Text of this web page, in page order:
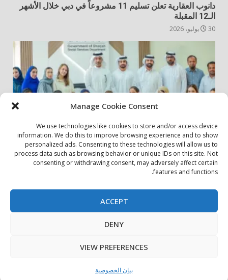
Manage Cookie Consent
We use technologies like cookies to store and/or access device
information. We do this to improve browsing experience and to show
personalized ads. Consenting to these technologies will allow us to
process data such as browsing behavior or unique IDs on this site. Not
consenting or withdrawing consent, may adversely affect certain
features and functions.
ACCEPT
DENY
VIEW PREFERENCES
بيان الخصوصية
دانوب العقارية تعلن تسليم 11 مشروعاً في دبي خلال الأشهر
الـ12 المقبلة
30 يوليو، 2026
أخبار المجتمع مجتمعي
الشارقة لإدارة الأصول تنظم زيارة إلى دار رعاية المسنين
بيان الخصوصية سياسة ملفات تعريف الارتباط
اتصل بنا
حول الموقع
Copyright © All rights reserved.|DarkNews